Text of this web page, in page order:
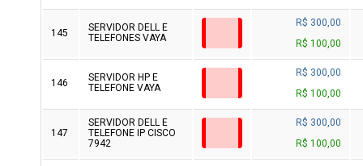
145
SERVIDOR DELL E
TELEFONES VAYA
R$ 300,00
R$ 100,00
146
SERVIDOR HP E
TELEFONE VAYA
R$ 300,00
R$ 100,00
147
SERVIDOR DELL E
TELEFONE IP CISCO
7942
R$ 300,00
R$ 100,00